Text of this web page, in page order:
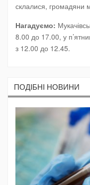
склалися, громадяни
Нагадуємо:
8.00 до 17.00, у
з 12.00 до 12.45.
ПОДIБНI НОВИНИ